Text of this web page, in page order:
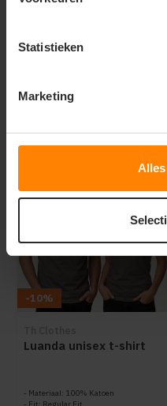
Statistieken
Marketing
store Bezoek onze
Dit vind je
-10%
Luanda unisex t-shirt
Materiaal: 100% Katoen
Fit: Regular Fit